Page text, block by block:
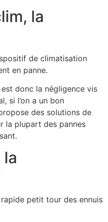
la
de climatisation
en panne.
donc la négligence vis
si l’on a un bon
des solutions de
la plupart des pannes
la
petit tour des ennuis